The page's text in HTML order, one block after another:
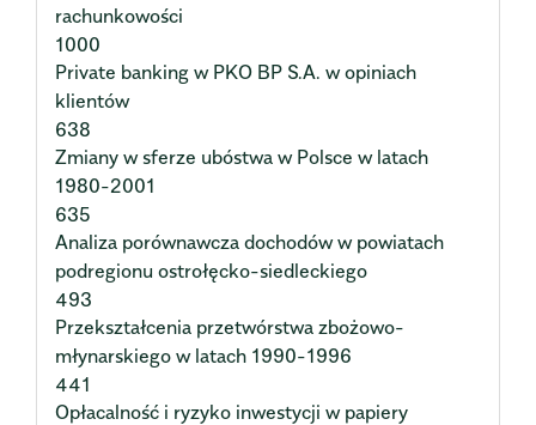
rachunkowości
1000
Private banking w PKO BP S.A. w opiniach
klientów
638
Zmiany w sferze ubóstwa w Polsce w latach
1980-2001
635
Analiza porównawcza dochodów w powiatach
podregionu ostrołęcko-siedleckiego
493
Przekształcenia przetwórstwa zbożowo-
młynarskiego w latach 1990-1996
441
Opłacalność i ryzyko inwestycji w papiery